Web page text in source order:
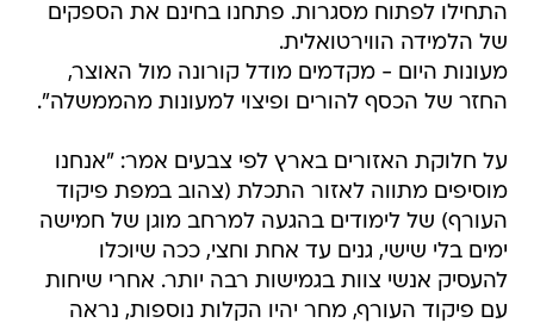
התחילו לפתוח מסגרות. פתחנו בחינם את הספקים
של הלמידה הווירטואלית.
מעונות היום - מקדמים מודל קורונה מול האוצר,
החזר של הכסף להורים ופיצוי למעונות מהממשלה".
על חלוקת האזורים בארץ לפי צבעים אמר: "אנחנו
מוסיפים מתווה לאזור התכלת (צהוב במפת פיקוד
העורף) של לימודים בהגעה למרחב מוגן של חמישה
ימים בלי שישי, גנים עד אחת וחצי, ככה שיוכלו
להעסיק אנשי צוות בגמישות רבה יותר. אחרי שיחות
עם פיקוד העורף, מחר יהיו הקלות נוספות, נראה